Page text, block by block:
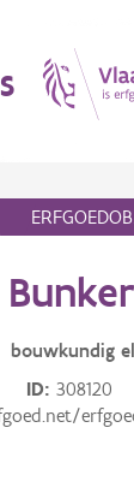
bouwkundig
ID 308120